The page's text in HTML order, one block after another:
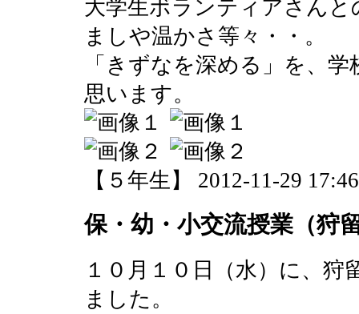
大学生ボランティアさん
ましや温かさ等々・・。
「きずなを深める」を、
思います。
【５年生】 2012-11-29
保・幼・小交流授業（狩
１０月１０日（水）に、
ました。